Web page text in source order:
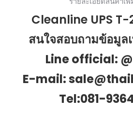
Cleanline UPS T-
สนใจสอบถามข้อมูล
Line official:
E-mail:
Tel:081-